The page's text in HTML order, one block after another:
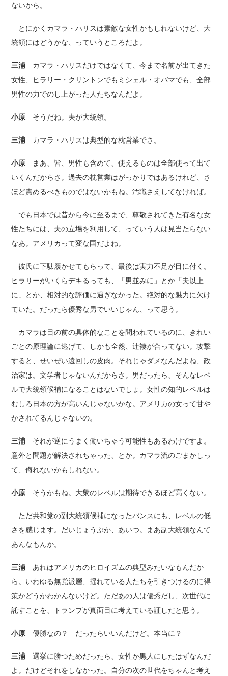
ないから。
とにかくカマラ・ハリスは素敵な女性かもしれないけど、大
統領にはどうかな、っていうところだよ。
三浦 カマラ・ハリスだけではなくて、今まで名前が出てきた
女性、ヒラリー・クリントンでもミシェル・オバマでも、全部
男性の力でのし上がった人たちなんだよ。
小原 そうだね。夫が大統領。
三浦 カマラ・ハリスは典型的な枕営業でさ。
小原 まあ、皆、男性も含めて、使えるものは全部使って出て
いくんだからさ。過去の枕営業はがっかりではあるけれど、さ
ほど責めるべきものではないかもね。汚職さえしてなければ。
でも日本では昔から今に至るまで、尊敬されてきた有名な女
性たちには、夫の立場を利用して、っていう人は見当たらない
なあ。アメリカって変な国だよね。
彼氏に下駄履かせてもらって、最後は実力不足が目に付く。
ヒラリーがいくらデキるっても、「男並みに」とか「夫以上
に」とか、相対的な評価に過ぎなかった。絶対的な魅力に欠け
ていた。だったら優秀な男でいいじゃん、って思う。
カマラは目の前の具体的なことを問われているのに、きれい
ごとの原理論に逃げて、しかも全然、辻褄が合ってない。攻撃
すると、せいぜい遠回しの皮肉。それじゃダメなんだよね、政
治家は。文学者じゃないんだからさ。男だったら、そんなレベ
ルで大統領候補になることはないでしょ。女性の知的レベルは
むしろ日本の方が高いんじゃないかな。アメリカの女って甘や
かされてるんじゃないの。
三浦 それが逆にうまく働いちゃう可能性もあるわけですよ。
意外と問題が解決されちゃった、とか。カマラ流のごまかしっ
て、侮れないかもしれない。
小原 そうかもね。大衆のレベルは期待できるほど高くない。
ただ共和党の副大統領候補になったバンスにも、レベルの低
さを感じます。だいじょうぶか、あいつ。まあ副大統領なんて
あんなもんか。
三浦あれはアメリカのヒロイズムの典型みたいなもんだか
ら。いわゆる無党派層、揺れている人たちを引きつけるのに得
策かどうかわかんないけど。ただあの人は優秀だし、次世代に
託すことを、トランプが真面目に考えている証しだと思う。
小原優勝なの？ だったらいいんだけど。本当に？
三浦選挙に勝つためだったら、女性か黒人にしたはずなんだ
よ。だけどそれをしなかった。自分の次の世代をちゃんと考え